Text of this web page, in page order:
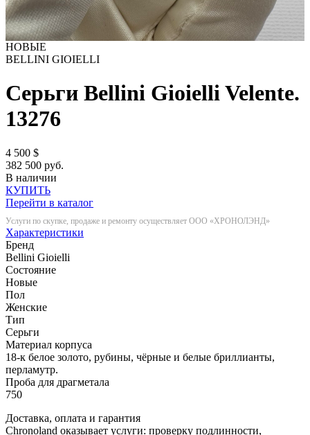
НОВЫЕ
BELLINI GIOIELLI
Серьги Bellini Gioielli Velentе.
13276
4 500 $
382 500 руб.
В наличии
КУПИТЬ
Перейти в каталог
Услуги по скупке, продаже и ремонту осуществляет ООО «ХРОНОЛЭНД»
Характеристики
Бренд
Bellini Gioielli
Состояние
Новые
Пол
Женские
Тип
Серьги
Материал корпуса
18-к белое золото, рубины, чёрные и белые бриллианты,
перламутр.
Проба для драгметала
750
Доставка, оплата и гарантия
Chronoland оказывает услуги: проверку подлинности,